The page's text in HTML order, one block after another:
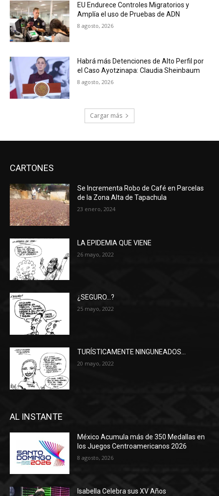
EU Endurece Controles Migratorios y
Amplía el uso de Pruebas de ADN
8 agosto, 2026
Habrá más Detenciones de Alto Perfil por
el Caso Ayotzinapa: Claudia Sheinbaum
8 agosto, 2026
Cargar más
CARTONES
Se Incrementa Robo de Café en Parcelas
de la Zona Alta de Tapachula
23 enero, 2024
LA EPIDEMIA QUE VIENE
26 mayo, 2022
¿SEGURO…?
25 mayo, 2022
TURÍSTICAMENTE NINGUNEADOS…
20 mayo, 2022
AL INSTANTE
México Acumula más de 350 Medallas en
los Juegos Centroamericanos 2026
8 agosto, 2026
Isabella Celebra sus XV Años